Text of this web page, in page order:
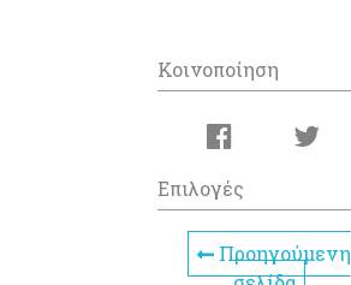
Κοινοποίηση
Επιλογές
Προηγούμενη